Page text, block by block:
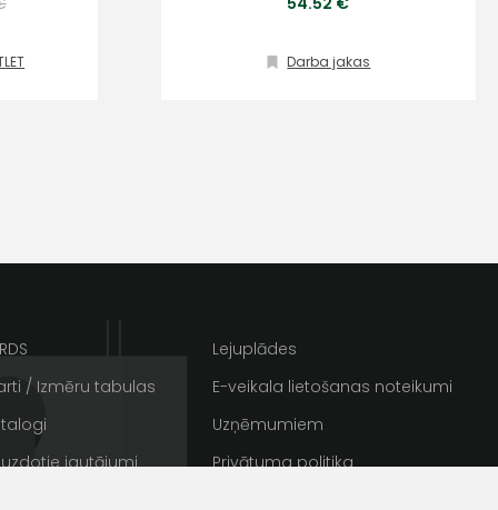
Darba jakas
/ Izmēru tabulas
uzdotie jautājumi
Lejuplādes
E-veikala lietošanas noteikumi
Uzņēmumiem
Privātuma politika
un īpašos piedāvājumus e-